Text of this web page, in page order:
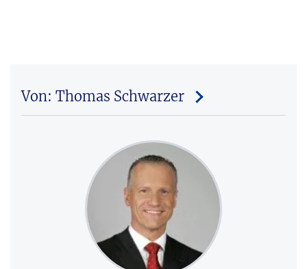
Von: Thomas Schwarzer